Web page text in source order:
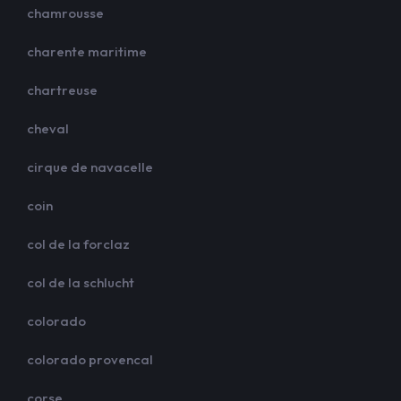
chamrousse
charente maritime
chartreuse
cheval
cirque de navacelle
coin
col de la forclaz
col de la schlucht
colorado
colorado provencal